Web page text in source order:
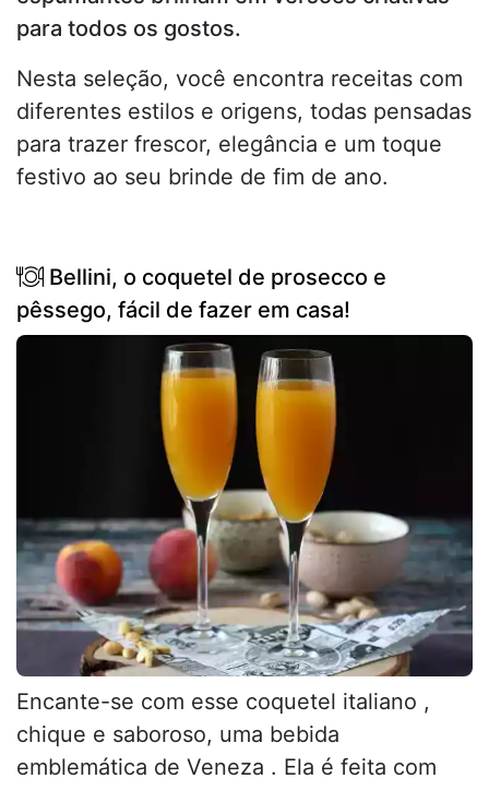
para todos os gostos.
Nesta seleção, você encontra receitas com
diferentes estilos e origens, todas pensadas
para trazer frescor, elegância e um toque
festivo ao seu brinde de fim de ano.
Bellini, o coquetel de prosecco e
pêssego, fácil de fazer em casa!
Encante-se com esse coquetel italiano ,
chique e saboroso, uma bebida
emblemática de Veneza . Ela é feita com